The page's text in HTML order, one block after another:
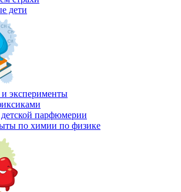
дети
эксперименты
парфюмерии
по химии по физике